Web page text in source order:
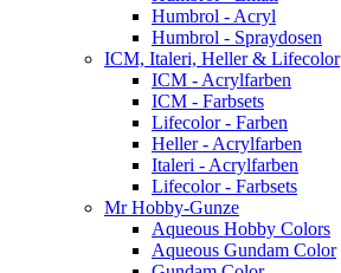
Humbrol - Acryl
Humbrol - Spraydosen
ICM, Italeri, Heller & Lifecolor
ICM - Acrylfarben
ICM - Farbsets
Lifecolor - Farben
Heller - Acrylfarben
Italeri - Acrylfarben
Lifecolor - Farbsets
Mr Hobby-Gunze
Aqueous Hobby Colors
Aqueous Gundam Color